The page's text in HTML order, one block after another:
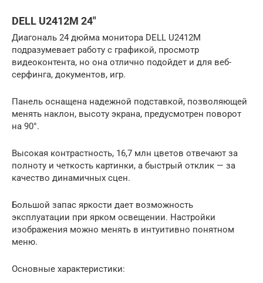
DELL U2412M 24″
Диагональ 24 дюйма монитора DELL U2412M
подразумевает работу с графикой, просмотр
видеоконтента, но она отлично подойдет и для веб-
серфинга, документов, игр.
Панель оснащена надежной подставкой, позволяющей
менять наклон, высоту экрана, предусмотрен поворот
на 90°.
Высокая контрастность, 16,7 млн цветов отвечают за
полноту и четкость картинки, а быстрый отклик — за
качество динамичных сцен.
Большой запас яркости дает возможность
эксплуатации при ярком освещении. Настройки
изображения можно менять в интуитивно понятном
меню.
Основные характеристики: